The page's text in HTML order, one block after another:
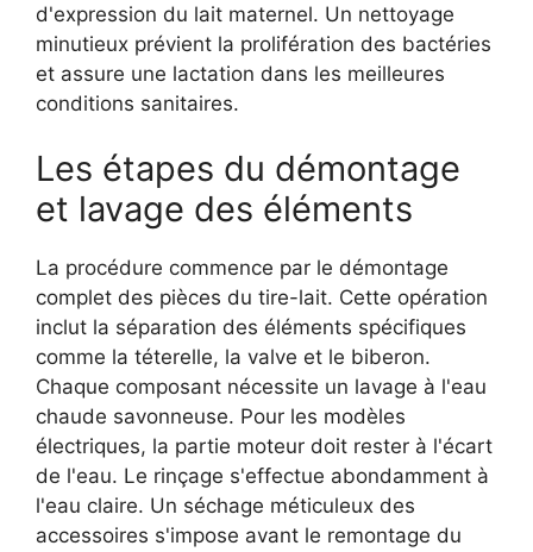
d'expression du lait maternel. Un nettoyage
minutieux prévient la prolifération des bactéries
et assure une lactation dans les meilleures
conditions sanitaires.
Les étapes du démontage
et lavage des éléments
La procédure commence par le démontage
complet des pièces du tire-lait. Cette opération
inclut la séparation des éléments spécifiques
comme la téterelle, la valve et le biberon.
Chaque composant nécessite un lavage à l'eau
chaude savonneuse. Pour les modèles
électriques, la partie moteur doit rester à l'écart
de l'eau. Le rinçage s'effectue abondamment à
l'eau claire. Un séchage méticuleux des
accessoires s'impose avant le remontage du